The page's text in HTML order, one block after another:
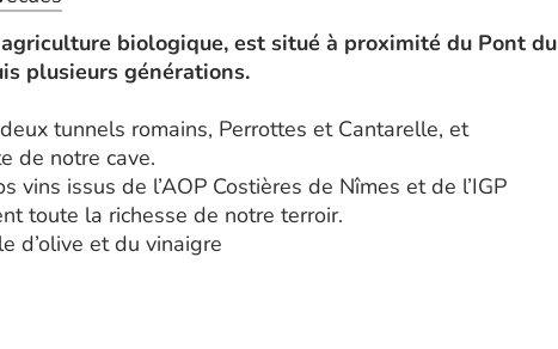
biologique, est situé à proximité du Pont du
plusieurs générations.
tunnels romains, Perrottes et Cantarelle, et
de notre cave.
vins issus de l’AOP Costières de Nîmes et de l’IGP
toute la richesse de notre terroir.
d’olive et du vinaigre